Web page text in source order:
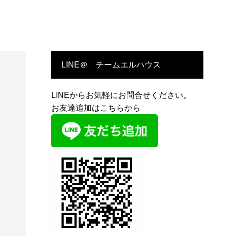
LINE＠ チームエルハウス
LINEからお気軽にお問合せください。
お友達追加はこちらから